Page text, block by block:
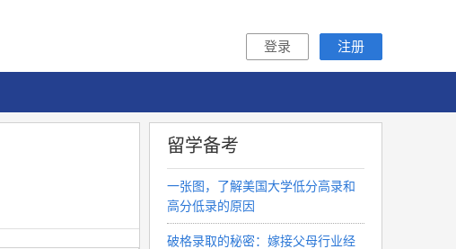
登录 注册
留学备考
一张图，了解美国大学低分高录和
高分低录的原因
破格录取的秘密：嫁接父母行业经